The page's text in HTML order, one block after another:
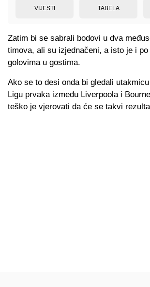
VIJESTI TABELA
Zatim bi se sabrali bodovi u dva
timova, ali su izjednačeni, a isto je i po
golovima u gostima.
Ako se to desi onda bi gledali
Ligu prvaka između Liverpoola i
teško je vjerovati da će se takvi